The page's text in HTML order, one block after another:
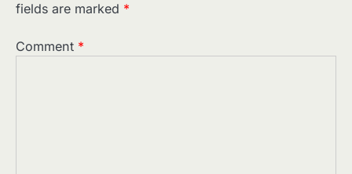
fields are marked *
Comment *